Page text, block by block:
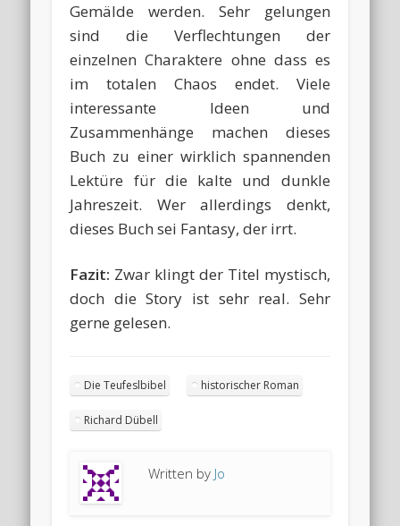
Gemälde werden. Sehr gelungen
sind die Verflechtungen der
einzelnen Charaktere ohne dass es
im totalen Chaos endet. Viele
interessante Ideen und
Zusammenhänge machen dieses
Buch zu einer wirklich spannenden
Lektüre für die kalte und dunkle
Jahreszeit. Wer allerdings denkt,
dieses Buch sei Fantasy, der irrt.
Fazit: Zwar klingt der Titel mystisch,
doch die Story ist sehr real. Sehr
gerne gelesen.
Die Teufeslbibel historischer Roman
Richard Dübell
Written by Jo